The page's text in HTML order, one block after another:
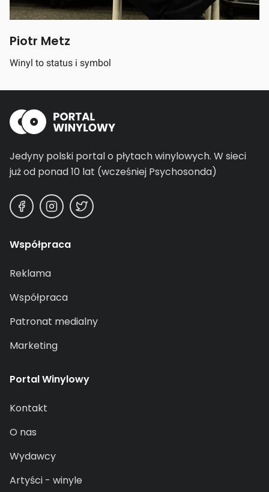
Piotr Metz
Winyl to status i symbol
Jedyny polski portal o płytach winylowych. W sieci
już od ponad 10 lat (wcześniej Psychosonda)
Współpraca
Reklama
Współpraca
Patronat medialny
Marketing
Portal Winylowy
Kontakt
O nas
Wydawcy
Artyści - winyle